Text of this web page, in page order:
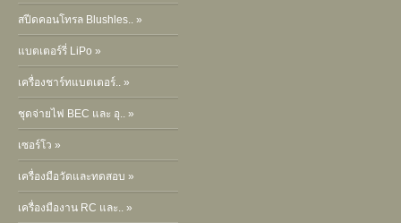
สปีดคอนโทรล Blushles.. »
แบตเตอร์รี่ LiPo »
เครื่องชาร์ทแบตเตอร์.. »
ชุดจ่ายไฟ BEC และ อุ.. »
เซอร์โว »
เครื่องมือวัดและทดสอบ »
เครื่องมืองาน RC และ.. »